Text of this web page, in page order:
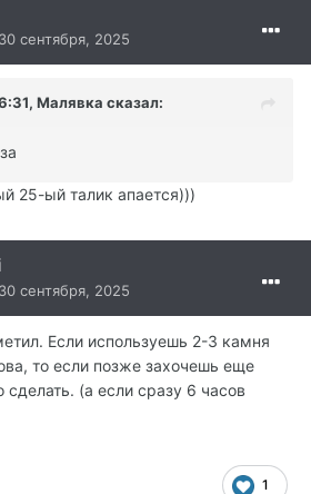
30 сентября, 2025
Малявка сказал:
25-ый талик апается)))
30 сентября, 2025
Если используешь 2-3 камня
то если позже захочешь еще
сделать. (а если сразу 6 часов
1